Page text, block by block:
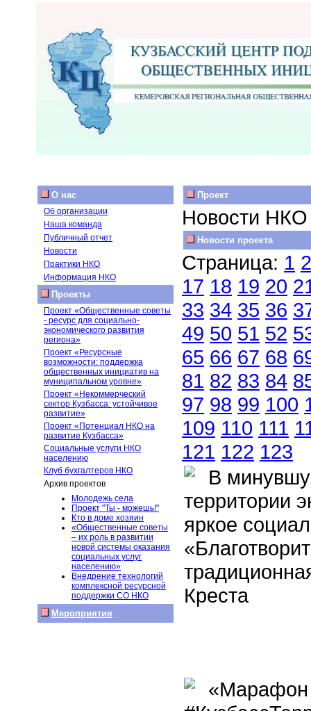
О нас
Об организации
Наша команда
Публичный отчет
Новости
Практики НКО
Информация НКО
Проекты
Проект «Общественные советы
- ресурс для социально-
экономического развития
региона»
Проект «Ресурсные
возможности: поддержка
общественных инициатив на
муниципальном уровне»
Проект «Некоммерческий
сектор Кузбасса: устойчивое
развитие»
Проект «Потенциал НКО на
развитие Кузбасса»
Социальные услуги НКО
населению
Клуб бухгалтеров НКО
Архив проектов
Молодежь села
Проект "Ты - можешь!"
Кто в доме хозяин
«Общественные советы
– их роль в развитии
новой системы оказания
социальных услуг
населению»
Внедрение технологий
комплексной ресурсной
поддержки СО НКО
Мероприятия
Проект
Новости НКО
Новости проекта
Страница: 1 2
17 18 19 20
33 34 35 36
49 50 51 52
65 66 67 68
81 82 83 84
97 98 99 100
109 110 111
121 122 123
В
территории
яркое
Креста
«Марафон